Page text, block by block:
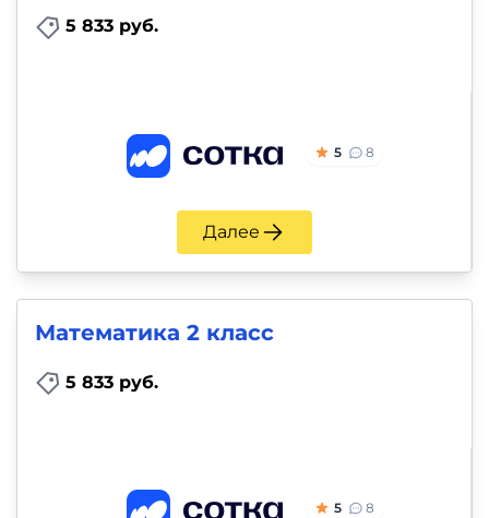
5 833 руб.
5 8
Далее
Математика 2 класс
5 833 руб.
5 8